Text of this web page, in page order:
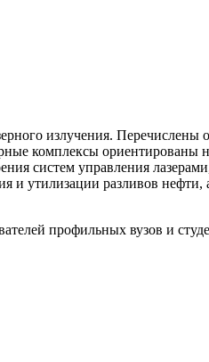
излучения. Перечислены
комплексы ориентированы
систем управления
и утилизации разливов нефти,
профильных вузов и